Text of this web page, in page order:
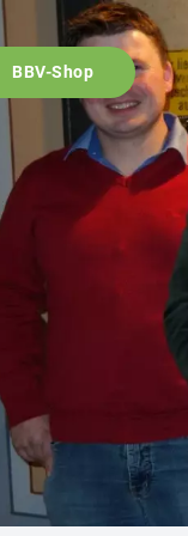
BBV-Shop